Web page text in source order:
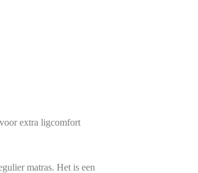
extra ligcomfort
matras. Het is een